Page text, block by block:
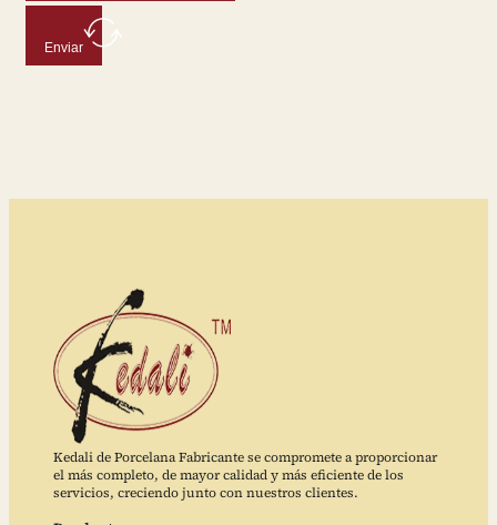
Enviar
Kedali de Porcelana Fabricante se compromete a proporcionar
el más completo, de mayor calidad y más eficiente de los
servicios, creciendo junto con nuestros clientes.